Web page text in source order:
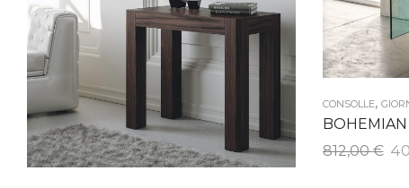
CONSOLLE,
BOHEMIAN
812,00€ Il